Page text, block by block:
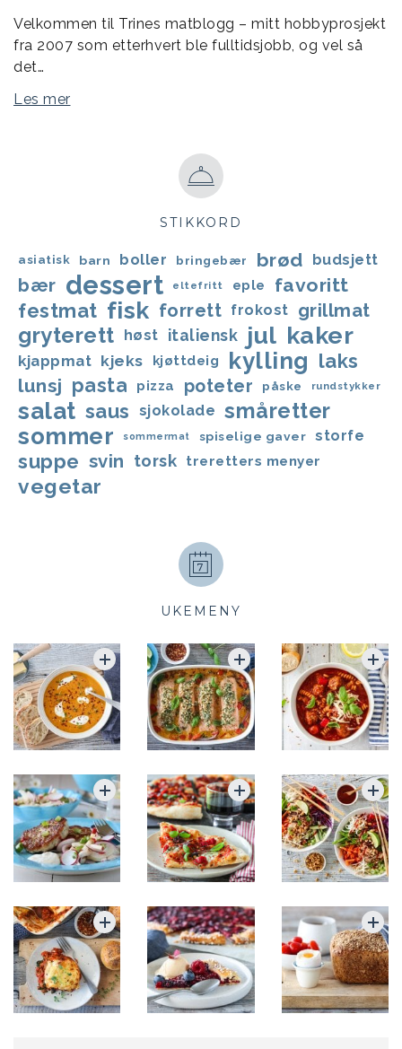
Velkommen til Trines matblogg – mitt hobbyprosjekt
fra 2007 som etterhvert ble fulltidsjobb, og vel så
det…
Les mer
STIKKORD
asiatisk barn boller bringebær brød budsjett
bær dessert eltefritt eple favoritt
festmat fisk forrett frokost grillmat
gryterett høst italiensk jul kaker
kjappmat kjeks kjøttdeig kylling laks
lunsj pasta pizza poteter påske rundstykker
salat saus sjokolade småretter
sommer sommermat spiselige gaver storfe
suppe svin torsk treretters menyer
vegetar
UKEMENY